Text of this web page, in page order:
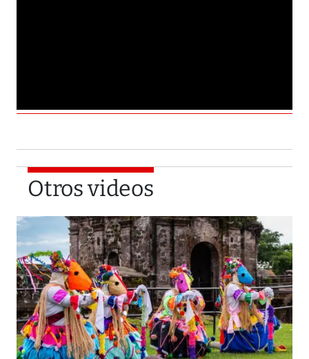
Otros videos